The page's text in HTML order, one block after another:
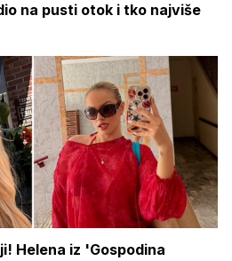
na pusti otok i tko najviše
Helena iz 'Gospodina